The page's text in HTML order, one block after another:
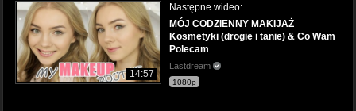
14:57
Następne wideo:
MÓJ CODZIENNY MAKIJAŻ
Kosmetyki (drogie i tanie) & Co Wam
Polecam
Lastdream
1080p